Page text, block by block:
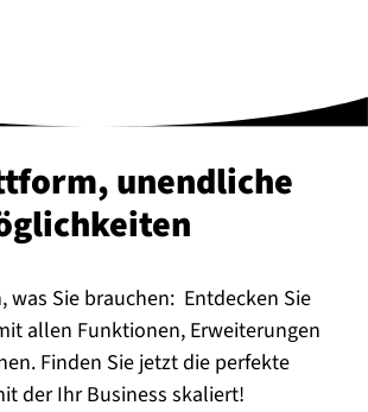
unendliche
was Sie brauchen: Entdecken Sie
allen Funktionen, Erweiterungen
Finden Sie jetzt die perfekte
der Ihr Business skaliert!